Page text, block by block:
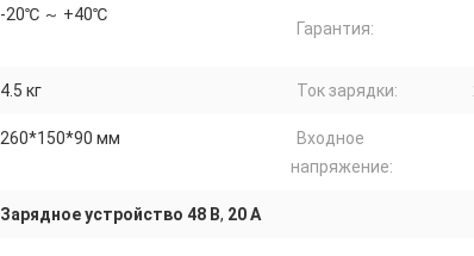
-20℃ ～ +40℃
Гарантия:
4.5 кг Ток зарядки:
260*150*90 мм
Входное
напряжение:
Зарядное устройство 48 В, 20 А